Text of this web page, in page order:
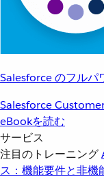
Salesforce のフルパ
Salesforce
eBookを読む
サービス
注目のトレーニング
ス：機能要件と非機